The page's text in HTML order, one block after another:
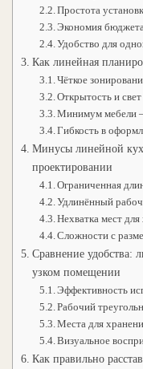
Простота
Экономия бюджета
Удобство для
Как линейная
Чёткое
Открытость и свет
Минимум мебели
Гибкость в
Минусы линейной
проектировании
Ограниченная
Удлинённый
Нехватка мест
Сложности с
Сравнение удобства:
узком помещении
Эффективность
Рабочий
Места для
Визуальное
Как правильно